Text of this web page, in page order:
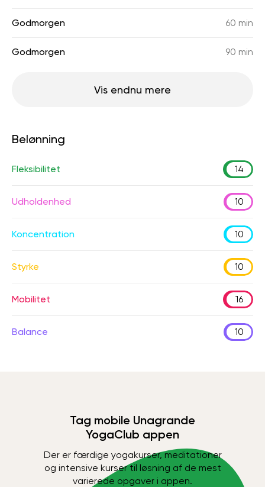
Godmorgen 60 min
Godmorgen 90 min
Vis endnu mere
Belønning
Fleksibilitet 14
Udholdenhed 10
Koncentration 10
Styrke 10
Mobilitet 16
Balance 10
Tag mobile Unagrande
YogaClub appen
Der er færdige yogakurser, meditationer
og intensive kurser til løsning af de mest
varierede opgaver i appen.